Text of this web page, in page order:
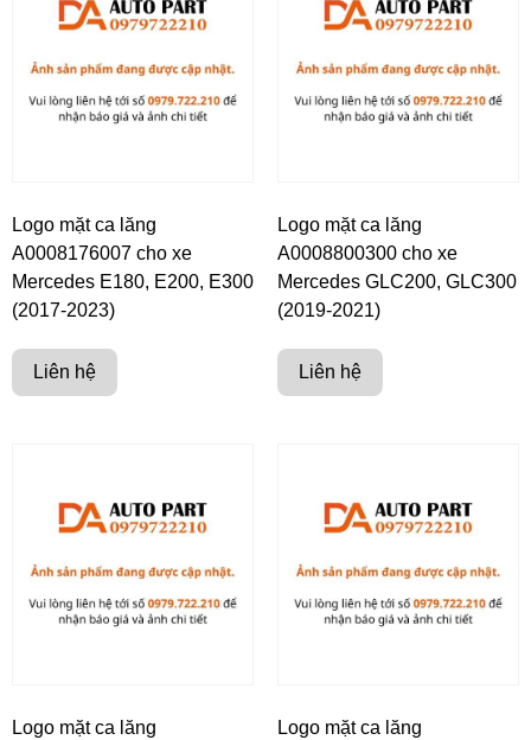
Logo mặt ca lăng
A0008176007 cho xe
Mercedes E180, E200, E300
(2017-2023)
Liên hệ
Logo mặt ca lăng
A0008800300 cho xe
Mercedes GLC200, GLC300
(2019-2021)
Liên hệ
Logo mặt ca lăng
Logo mặt ca lăng